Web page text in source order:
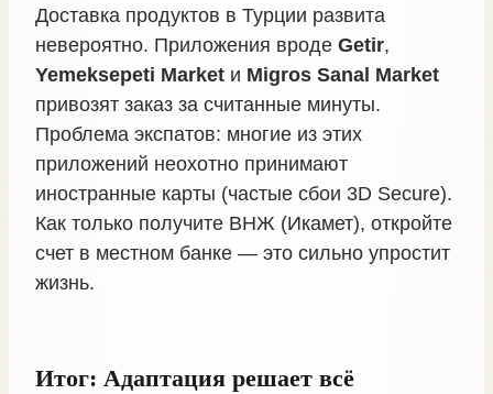
Доставка продуктов в Турции развита
невероятно. Приложения вроде Getir,
Yemeksepeti Market и Migros Sanal Market
привозят заказ за считанные минуты.
Проблема экспатов: многие из этих
приложений неохотно принимают
иностранные карты (частые сбои 3D Secure).
Как только получите ВНЖ (Икамет), откройте
счет в местном банке — это сильно упростит
жизнь.
Итог: Адаптация решает всё